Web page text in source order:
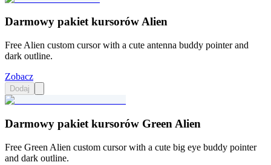
Darmowy pakiet kursorów Alien
Free Alien custom cursor with a cute antenna buddy pointer and
dark outline.
Zobacz
Dodaj
Darmowy pakiet kursorów Green Alien
Free Green Alien custom cursor with a cute big eye buddy pointer
and dark outline.